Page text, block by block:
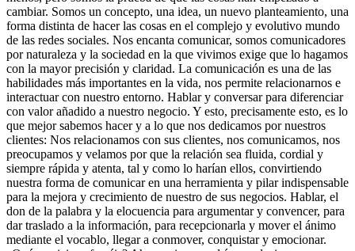
cambiar. Somos un concepto, una idea, un nuevo planteamiento, una
forma distinta de hacer las cosas en el complejo y evolutivo mundo
de las redes sociales. Nos encanta comunicar, somos comunicadores
por naturaleza y la sociedad en la que vivimos exige que lo hagamos
con la mayor precisión y claridad. La comunicación es una de las
habilidades más importantes en la vida, nos permite relacionarnos e
interactuar con nuestro entorno. Hablar y conversar para diferenciar
con valor añadido a nuestro negocio. Y esto, precisamente esto, es lo
que mejor sabemos hacer y a lo que nos dedicamos por nuestros
clientes: Nos relacionamos con sus clientes, nos comunicamos, nos
preocupamos y velamos por que la relación sea fluida, cordial y
siempre rápida y atenta, tal y como lo harían ellos, convirtiendo
nuestra forma de comunicar en una herramienta y pilar indispensable
para la mejora y crecimiento de nuestro de sus negocios. Hablar, el
don de la palabra y la elocuencia para argumentar y convencer, para
dar traslado a la información, para recepcionarla y mover el ánimo
mediante el vocablo, llegar a conmover, conquistar y emocionar.